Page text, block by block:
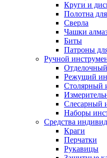
Круги и
Полотна
Сверла
Чашки
Биты
Патроны
Ручной
Режущий
Столярный
Слесарный
Наборы
Средства
Краги
Перчатки
Рукавицы